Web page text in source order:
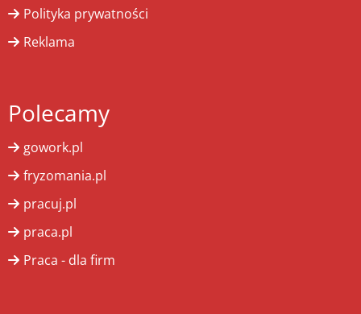
Polityka prywatności
Reklama
Polecamy
gowork.pl
fryzomania.pl
pracuj.pl
praca.pl
Praca - dla firm